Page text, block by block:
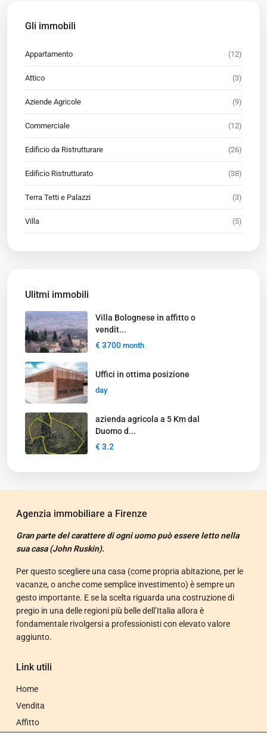
Gli immobili
Appartamento (12)
Attico (3)
Aziende Agricole (9)
Commerciale (12)
Edificio da Ristrutturare (26)
Edificio Ristrutturato (38)
Terra Tetti e Palazzi (3)
Villa (5)
Ulitmi immobili
Villa Bolognese in affitto o
vendit...
€ 3700 month
Uffici in ottima posizione
day
azienda agricola a 5 Km dal
Duomo d...
€ 3.2
Agenzia immobiliare a Firenze
Gran parte del carattere di ogni uomo può essere letto nella
sua casa (John Ruskin).
Per questo scegliere una casa (come propria abitazione, per le
vacanze, o anche come semplice investimento) è sempre un
gesto importante. E se la scelta riguarda una costruzione di
pregio in una delle regioni più belle dell’Italia allora è
fondamentale rivolgersi a professionisti con elevato valore
aggiunto.
Link utili
Home
Vendita
Affitto